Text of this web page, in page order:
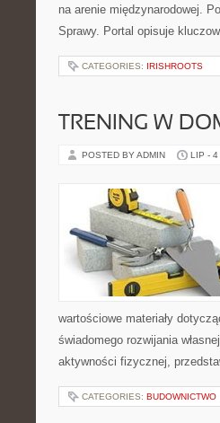
na arenie międzynarodowej.
Sprawy. Portal opisuje
CATEGORIES: IRISHROOTS
TRENING W
POSTED BY ADMIN LIP - 4
wartościowe materiały
świadomego rozwijania
aktywności fizycznej,
CATEGORIES: BUDOWNICTWO